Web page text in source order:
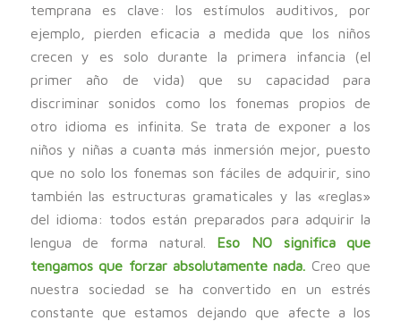
temprana es clave: los estímulos auditivos, por
ejemplo, pierden eficacia a medida que los niños
crecen y es solo durante la primera infancia (el
primer año de vida) que su capacidad para
discriminar sonidos como los fonemas propios de
otro idioma es infinita. Se trata de exponer a los
niños y niñas a cuanta más inmersión mejor, puesto
que no solo los fonemas son fáciles de adquirir, sino
también las estructuras gramaticales y las «reglas»
del idioma: todos están preparados para adquirir la
lengua de forma natural. Eso NO significa que
tengamos que forzar absolutamente nada. Creo que
nuestra sociedad se ha convertido en un estrés
constante que estamos dejando que afecte a los